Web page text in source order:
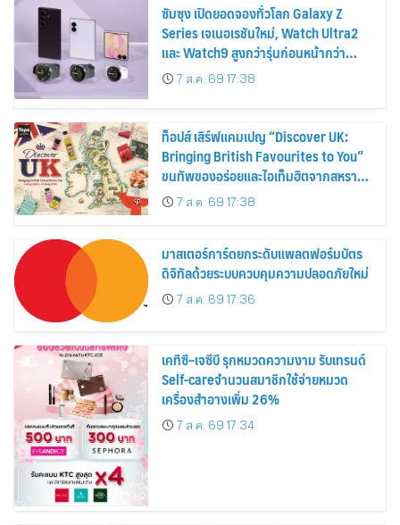
ซัมซุง เปิดยอดจองทั่วโลก Galaxy Z
Series เจเนอเรชันใหม่, Watch Ultra2
และ Watch9 สูงกว่ารุ่นก่อนหน้ากว่า
30%7 ส.ค. 69 17:38
ท็อปส์ เสิร์ฟแคมเปญ “Discover UK:
Bringing British Favourites to You”
ขนทัพของอร่อยและไอเท็มฮิตจากสหราช
อาณาจักร ส่งตรงถึงมือตั้งแต่วันนี้ – 18
สิงหาคมนี้
7 ส.ค. 69 17:38
มาสเตอร์การ์ดยกระดับแพลตฟอร์มบัตร
ดิจิทัลด้วยระบบควบคุมความปลอดภัยใหม่
7 ส.ค. 69 17:36
เคทีซี–เจซีบี รุกหมวดความงาม รับเทรนด์
Self-careจำนวนสมาชิกใช้จ่ายหมวด
เครื่องสำอางเพิ่ม 26%
7 ส.ค. 69 17:34